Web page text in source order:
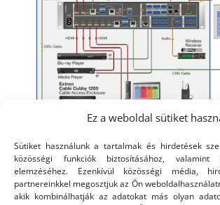
Ez a weboldal sütiket
Sütiket használunk a tartalmak és hirdetések
közösségi funkciók biztosításához, valamint
elemzéséhez. Ezenkívül közösségi média,
partnereinkkel megosztjuk az Ön
akik kombinálhatják az adatokat más olyan
AJÁNLATKÉRÉS